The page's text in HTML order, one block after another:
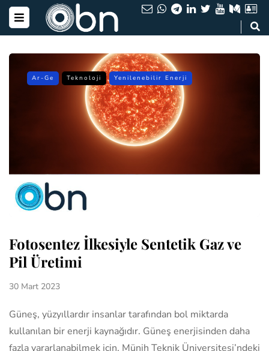
Ar-Ge Teknoloji Yenilenebilir Enerji
Fotosentez İlkesiyle Sentetik Gaz ve
Pil Üretimi
30 Mart 2023
Güneş, yüzyıllardır insanlar tarafından bol miktarda
kullanılan bir enerji kaynağıdır. Güneş enerjisinden daha
fazla yararlanabilmek için, Münih Teknik Üniversitesi’ndeki